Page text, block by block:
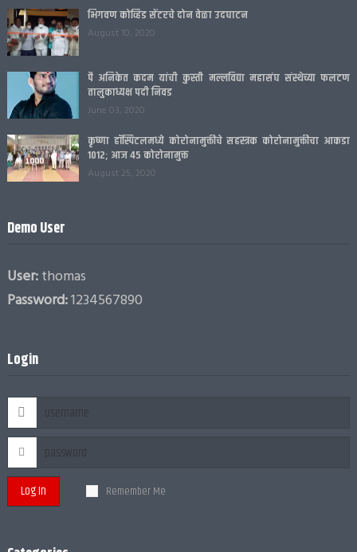
भिगवण कोव्हिड सेंटरचे दोन वेळा उदघाटन
August 10, 2020
पै अनिकेत कदम यांची कुस्ती मल्लविद्या महासंघ संस्थेच्या फलटण
तालुकाध्यक्ष पदी निवड
June 03, 2020
कृष्णा हॉस्पिटलमध्ये कोरोनामुक्तीचे सहस्त्रक कोरोनामुक्तीचा आकडा
1012; आज 45 कोरोनामुक्त
August 25, 2020
Demo User
User:thomas
Password:1234567890
Login
Log In Remember Me